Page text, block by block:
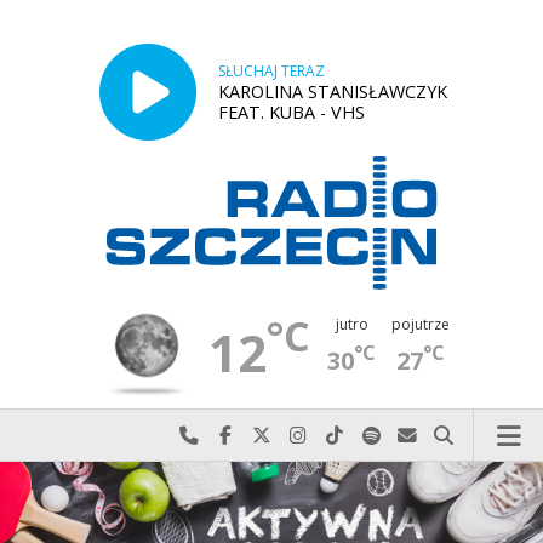
SŁUCHAJ TERAZ
KAROLINA STANISŁAWCZYK
FEAT. KUBA - VHS
12°C jutro
30°C
pojutrze
27°C
Najlepiej po prostu do nas zadzwoń
Odwiedź nas na Facebook-u
Odwiedź nas na X
Odwiedź nas na Instagram-ie
Odwiedź nas na TikTok-u
Szukaj nas na Spotify
Wyślij do nas
Szukaj